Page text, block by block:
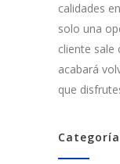
calidades
solo una
cliente
acabará
que